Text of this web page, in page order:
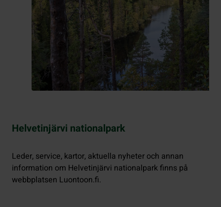
Helvetinjärvi nationalpark
Leder, service, kartor, aktuella nyheter och annan
information om Helvetinjärvi nationalpark finns på
webbplatsen Luontoon.fi.